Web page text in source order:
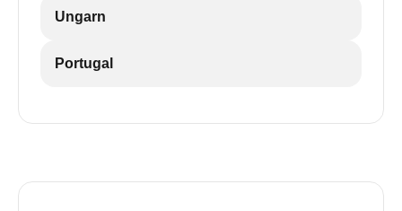
Ungarn
Portugal